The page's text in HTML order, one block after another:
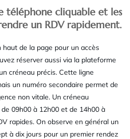
téléphone cliquable et les
un RDV rapidement.
de la page pour un accès
réserver aussi via la plateforme
créneau précis. Cette ligne
un numéro secondaire permet de
non vitale. Un créneau
09h00 à 12h00 et de 14h00 à
rapides. On observe en général un
à dix jours pour un premier rendez